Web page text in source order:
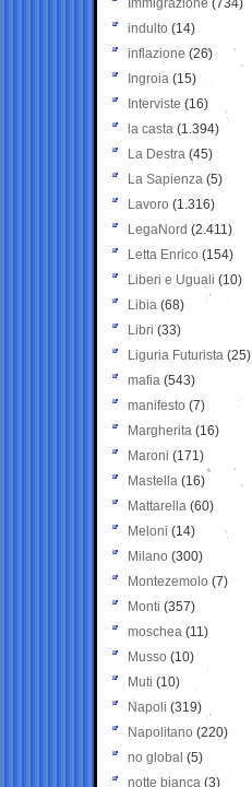
Immigrazione (734)
indulto (14)
inflazione (26)
Ingroia (15)
Interviste (16)
la casta (1.394)
La Destra (45)
La Sapienza (5)
Lavoro (1.316)
LegaNord (2.411)
Letta Enrico (154)
Liberi e Uguali (10)
Libia (68)
Libri (33)
Liguria Futurista (25)
mafia (543)
manifesto (7)
Margherita (16)
Maroni (171)
Mastella (16)
Mattarella (60)
Meloni (14)
Milano (300)
Montezemolo (7)
Monti (357)
moschea (11)
Musso (10)
Muti (10)
Napoli (319)
Napolitano (220)
no global (5)
notte bianca (3)